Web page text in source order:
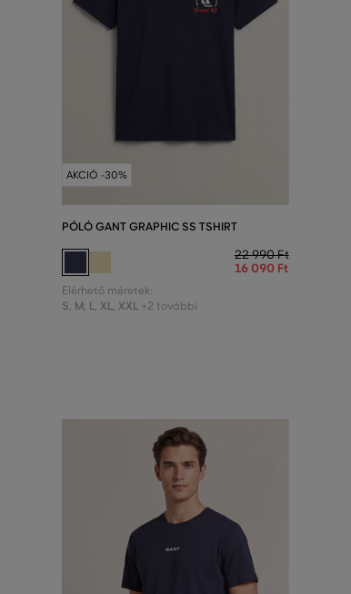
AKCIÓ -30%
PÓLÓ GANT GRAPHIC SS TSHIRT
22 990 Ft
16 090 Ft
Elérhető méretek:
S, M, L, XL, XXL +2 további